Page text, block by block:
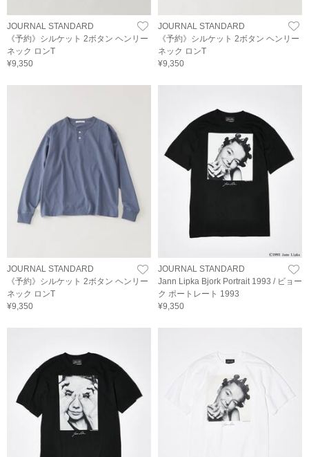
JOURNAL STANDARD
《予約》シルケット 2ボタン ヘンリー
ネック ロンT
¥9,350
JOURNAL STANDARD
《予約》シルケット 2ボタン ヘンリー
ネック ロンT
¥9,350
JOURNAL STANDARD
《予約》シルケット 2ボタン ヘンリー
ネック ロンT
¥9,350
JOURNAL STANDARD
Jann Lipka Bjork Portrait 1993 / ビョー
ク ポートレート 1993
¥9,350